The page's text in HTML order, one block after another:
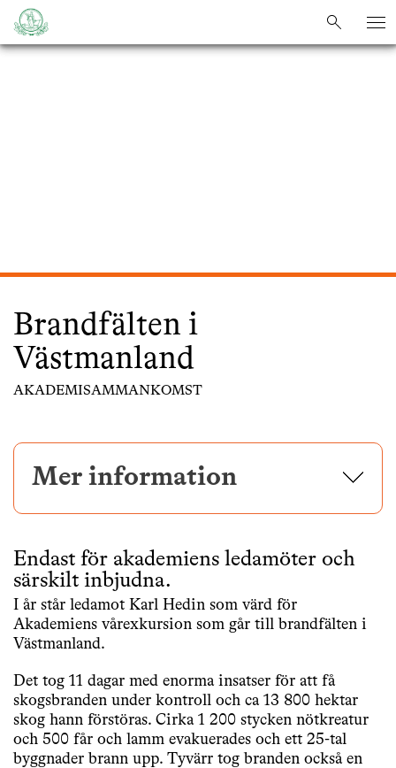
sök
sök
HEM
Brandfälten i
Västmanland
AKADEMISAMMANKOMST
Mer information
Endast för akademiens ledamöter och
särskilt inbjudna.
I år står ledamot Karl Hedin som värd för
Akademiens vårexkursion som går till brandfälten i
Västmanland.
Det tog 11 dagar med enorma insatser för att få
skogsbranden under kontroll och ca 13 800 hektar
skog hann förstöras. Cirka 1 200 stycken nötkreatur
och 500 får och lamm evakuerades och ett 25-tal
byggnader brann upp. Tyvärr tog branden också en